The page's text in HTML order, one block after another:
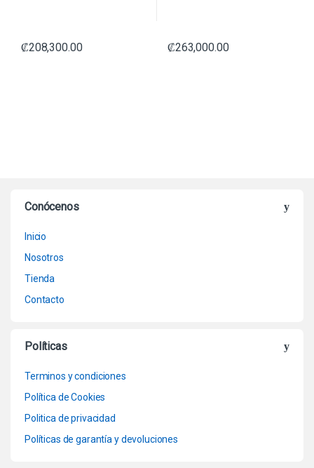
₡208,300.00 ₡263,000.00
Conócenos
Inicio
Nosotros
Tienda
Contacto
Políticas
Terminos y condiciones
Política de Cookies
Politica de privacidad
Políticas de garantía y devoluciones